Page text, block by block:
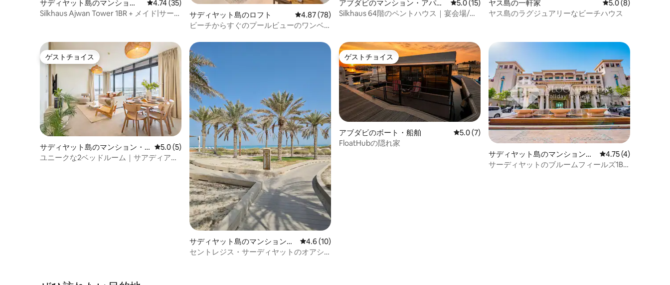
サディヤット島のマンショ
ン・アパート
レビュー35件、5つ星中4.74つ星の平均評価
4.74 (35)
Silkhaus Ajwan Tower 1BR + メイド|サーデ
サディヤット島のロフト レビュー78件、5つ星中4.87つ星の平均評価
4.87 (78)
ビーチからすぐのプールビューのワンベ
アブダビのマンション・アパー
ト
レビュー15件、5つ星中5.0つ星の平均評価
5.0 (15)
Silkhaus 64階のペントハウス｜宴会場/ホ
ヤス島の一軒家 レビュー8件、5つ
5.0 (8)
ヤス島のラグジュアリーなビーチハウス
ゲストチョイス
ゲストチョイス
サディヤット島のマンション・
アパート
レビュー5件、5つ星中5.0つ星の平均評価
5.0 (5)
ユニークな2ベッドルーム｜サアディア｜
サディヤット島のマンション・
アパート
レビュー10件、5つ星中4.6つ星の平均評価
4.6 (10)
セントレジス・サーディヤットのオアシ
ゲストチョイス
ゲストチョイス
アブダビのボート・船舶 レビュー7件、5つ星中5.0つ星の平均評価
5.0 (7)
FloatHubの隠れ家
サディヤット島のマンション・
アパート
レビュー4件、5つ
4.75 (4)
サーディヤットのブルームフィールズ1BR